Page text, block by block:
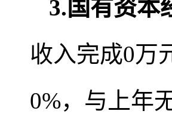
3. 国有资本
收入完成0万
0%，与上年